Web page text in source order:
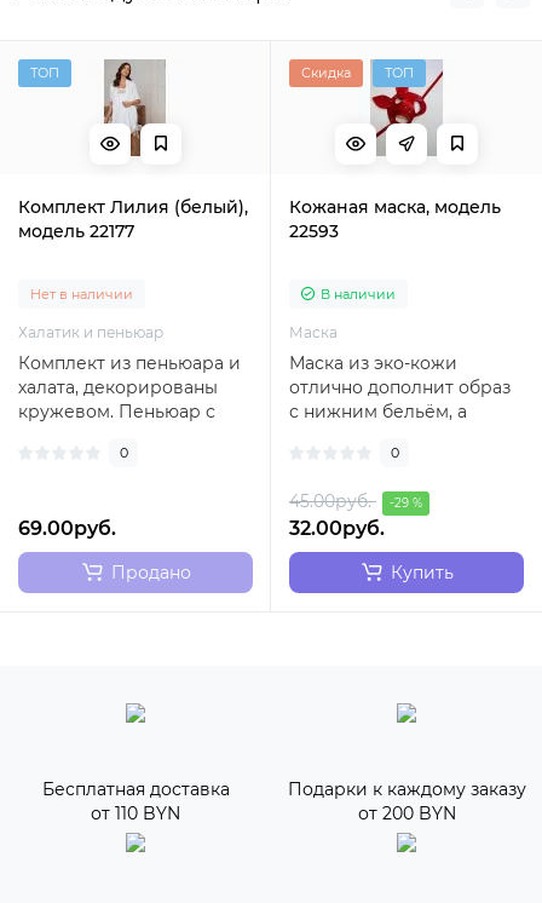
ТОП
Комплект Лилия (белый),
модель 22177
Нет в наличии
Халатик и пеньюар
Комплект из пеньюара и
халата, декорированы
кружевом. Пеньюар с
0
69.00руб.
Продано
Скидка ТОП
Кожаная маска, модель
22593
В наличии
Маска
Маска из эко-кожи
отлично дополнит образ
с нижним бельём, а
аксессуаром в состав..
0
45.00руб. -29 %
32.00руб.
Купить
Бесплатная доставка
от 110 BYN
Подарки к каждому заказу
от 200 BYN